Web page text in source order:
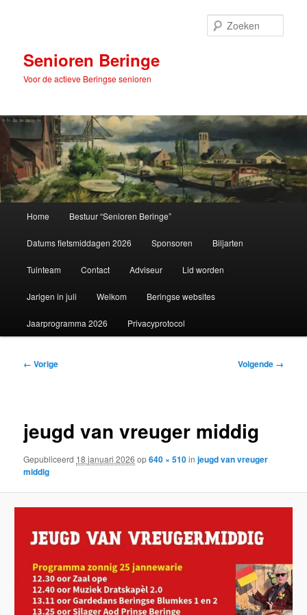
inhoudSenioren Beringe
Voor de actieve Beringse senioren
Home Bestuur “Senioren Beringe”
Datums fietsmiddagen 2026 Sponsoren Biljarten
Tuinteam Contact Adviseur Lid worden
Jarigen in juli Welkom Beringse websites
Jaarprogramma 2026 Privacyprotocol
Afbeeldingsnavigatie
← Vorige Volgende →
jeugd van vreuger middig
Gepubliceerd 18 januari 2026 op640 × 510injeugd van vreuger
middig